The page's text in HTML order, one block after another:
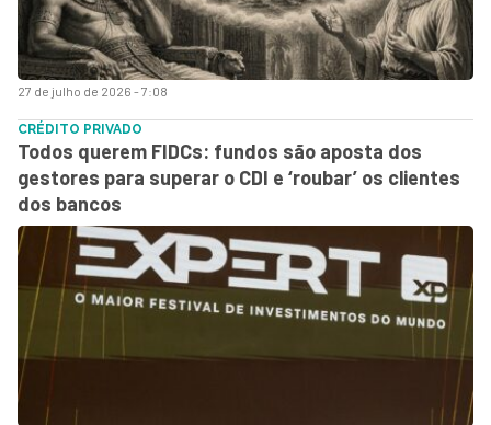
27 de julho de 2026 - 7:08
CRÉDITO PRIVADO
Todos querem FIDCs: fundos são aposta dos
gestores para superar o CDI e ‘roubar’ os clientes
dos bancos